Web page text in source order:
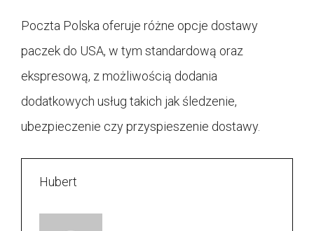
Poczta Polska oferuje różne opcje dostawy
paczek do USA, w tym standardową oraz
ekspresową, z możliwością dodania
dodatkowych usług takich jak śledzenie,
ubezpieczenie czy przyspieszenie dostawy.
Hubert